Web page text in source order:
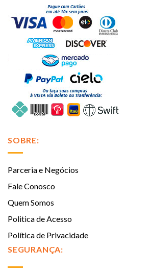
SOBRE:
Parceria e Negócios
Fale Conosco
Quem Somos
Politica de Acesso
Política de Privacidade
SEGURANÇA: